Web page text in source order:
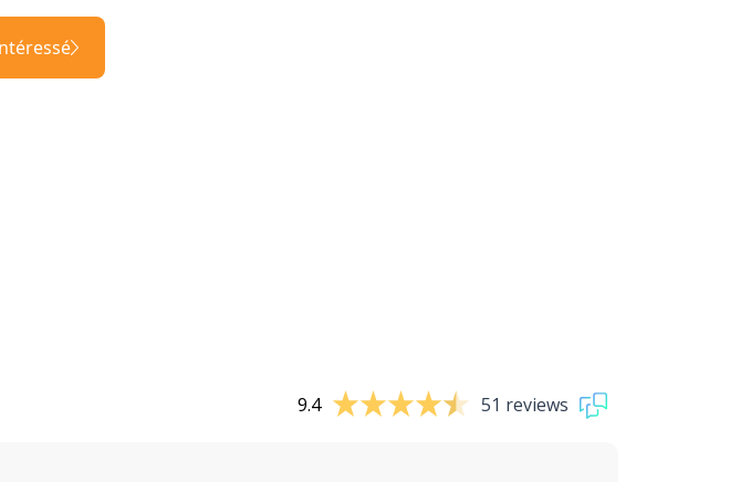
9.4 51 reviews